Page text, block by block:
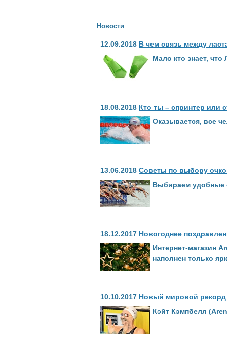
Новости
12.09.2018 В чем связь между
Мало кто знает,
18.08.2018 Кто ты – спринтер или
Оказывается, все
13.06.2018 Советы по выбору
Выбираем удобные
18.12.2017 Новогоднее
Интернет-магазин
наполнен только
10.10.2017 Новый мировой
Кэйт Кэмпбелл